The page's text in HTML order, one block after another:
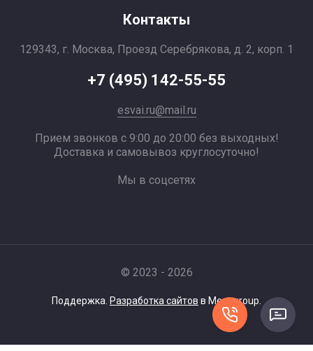
Контакты
129343, г. Москва, Проезд Серебрякова, д. 2, корп. 1
+7 (495) 142-55-55
esvai.ru@mail.ru
Прием звонков с 9:00 до 20:00 без выходных!
Доставка и самовывоз круглосуточно!
Мы в соцсетях
© 2023 - 2026
Поддержка. Разработка сайтов в Megagroup.